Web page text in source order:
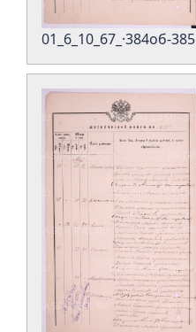
01_6_10_67_·384об-385